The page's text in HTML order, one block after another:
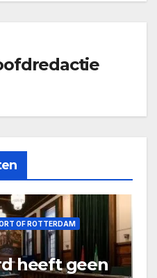
OF ROTTERDAM
heeft geen